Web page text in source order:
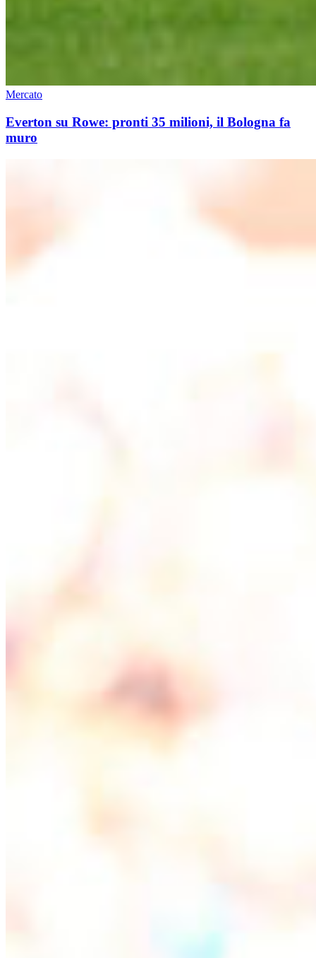
Mercato
Everton su Rowe: pronti 35 milioni, il Bologna fa
muro